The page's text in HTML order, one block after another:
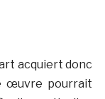
acquiert donc
œuvre pourrait